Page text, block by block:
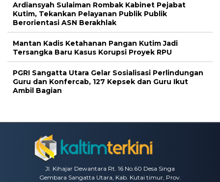
Ardiansyah Sulaiman Rombak Kabinet Pejabat
Kutim, Tekankan Pelayanan Publik Publik
Berorientasi ASN Berakhlak
Mantan Kadis Ketahanan Pangan Kutim Jadi
Tersangka Baru Kasus Korupsi Proyek RPU
PGRI Sangatta Utara Gelar Sosialisasi Perlindungan
Guru dan Konfercab, 127 Kepsek dan Guru Ikut
Ambil Bagian
Jl. Kihajar Dewantara Rt. 16 No.60 Desa Singa
Gembara Sangatta Utara, Kab. Kutai timur, Prov.